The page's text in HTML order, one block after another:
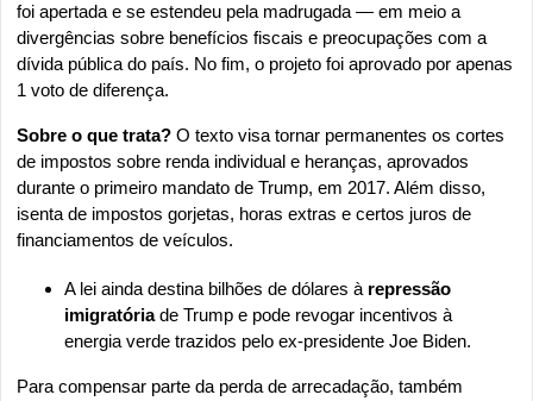
foi apertada e se estendeu pela madrugada — em meio a
divergências sobre benefícios fiscais e preocupações com a
dívida pública do país. No fim, o projeto foi aprovado por apenas
1 voto de diferença.
Sobre o que trata? O texto visa tornar permanentes os cortes
de impostos sobre renda individual e heranças, aprovados
durante o primeiro mandato de Trump, em 2017. Além disso,
isenta de impostos gorjetas, horas extras e certos juros de
financiamentos de veículos.
A lei ainda destina bilhões de dólares à repressão
imigratória de Trump e pode revogar incentivos à
energia verde trazidos pelo ex-presidente Joe Biden.
Para compensar parte da perda de arrecadação, também